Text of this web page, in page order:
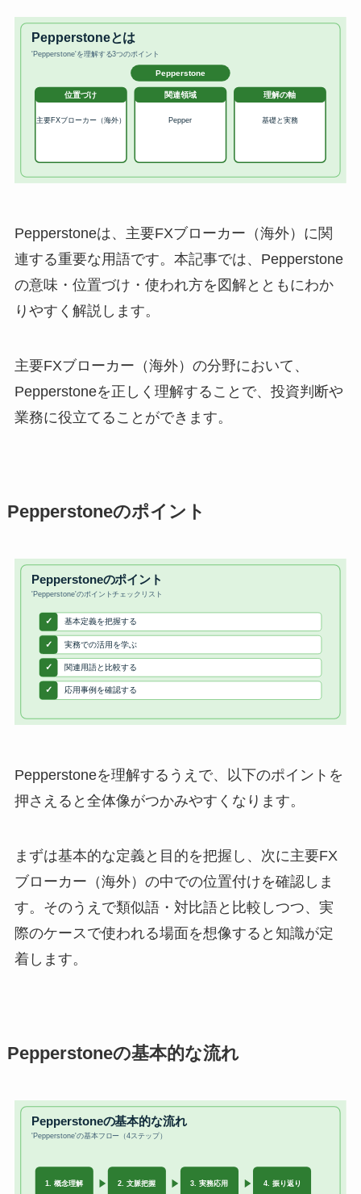
Pepperstoneは、主要FXブローカー（海外）に関
連する重要な用語です。本記事では、Pepperstone
の意味・位置づけ・使われ方を図解とともにわか
りやすく解説します。
主要FXブローカー（海外）の分野において、
Pepperstoneを正しく理解することで、投資判断や
業務に役立てることができます。
Pepperstoneのポイント
Pepperstoneを理解するうえで、以下のポイントを
押さえると全体像がつかみやすくなります。
まずは基本的な定義と目的を把握し、次に主要FX
ブローカー（海外）の中での位置付けを確認しま
す。そのうえで類似語・対比語と比較しつつ、実
際のケースで使われる場面を想像すると知識が定
着します。
Pepperstoneの基本的な流れ